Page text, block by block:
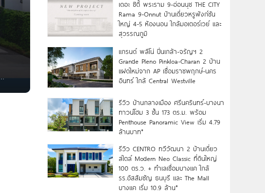
เดอะ ซิตี้ พระราม 9-อ่อนนุช THE CITY
Rama 9-Onnut บ้านเดี่ยวหรูฟังก์ชัน
ใหญ่ 4-5 ห้องนอน ใกล้มอเตอร์เวย์ และ
สุวรรณภูมิ
แกรนด์ พลีโน่ ปิ่นเกล้า-จรัญฯ 2
Grande Pleno Pinkloa-Charan 2 บ้าน
แฝดใหม่จาก AP เชื่อมราชพฤกษ์-นคร
อินทร์ ใกล้ Central Westville
รีวิว บ้านกลางเมือง ศรีนครินทร์-บางนา
ทาวน์โฮม 3 ชั้น 173 ตร.ม. พร้อม
Penthouse Panoramic View เริ่ม 4.79
ล้านบาท*
รีวิว CENTRO ทวีวัฒนา 2 บ้านเดี่ยว
สไตล์ Modern Neo Classic ที่ดินใหญ่
100 ตร.ว. + ทำเลเชื่อมบางแค ใกล้
รร.อัสสัมชัญ ธนบุรี และ The Mall
บางแค เริ่ม 10.9 ล้าน*